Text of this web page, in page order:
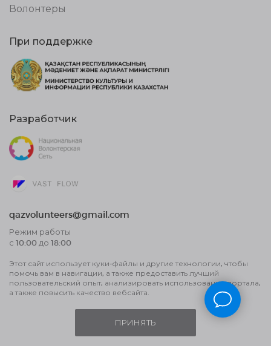
Волонтеры
При поддержке
Разработчик
qazvolunteers@gmail.com
Режим работы
с 10:00 до 18:00
Договор публичной оферты
Пользовательское соглашение об
обработке данных и политика
Этот сайт использует куки-файлы и другие технологии, чтобы
помочь вам в навигации, а также предоставить лучший
пользовательский опыт, анализировать использование портала,
а также повысить качество вебсайта.
ПРИНЯТЬ